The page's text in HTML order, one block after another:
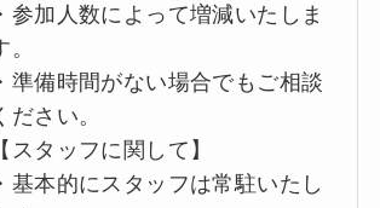
参加人数によって増減いたしま
。
準備時間がない場合でもご相談
ださい。
【スタッフに関して】
基本的にスタッフは常駐いたし